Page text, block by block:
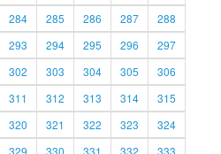
284 285 286 287
288
293 294 295 296
297
302 303 304 305
306
311 312 313 314
315
320 321 322 323
324
329 330 331 332 333